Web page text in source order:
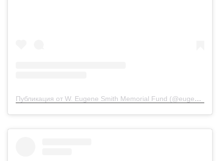
Публикация от W. Eugene Smith Memorial Fund (@eugenesmithfund)